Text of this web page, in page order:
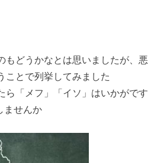
もどうかなとは思いましたが、悪
ことで列挙してみました
ら「メフ」「イソ」はいかがです
ませんか